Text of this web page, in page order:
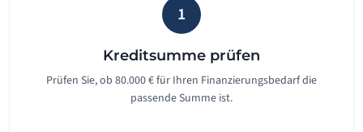
1
Kreditsumme prüfen
Prüfen Sie, ob 80.000 € für Ihren Finanzierungsbedarf die
passende Summe ist.